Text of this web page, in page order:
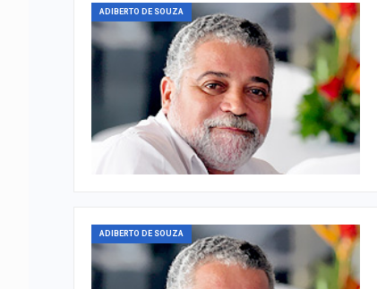
ADIBERTO DE SOUZA
ADIBERTO DE SOUZA